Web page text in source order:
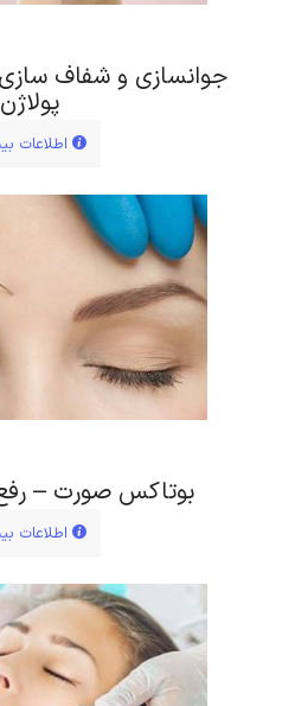
جوانسازی و شفاف
پولاژن
اطلاعات
بوتاکس صورت –
اطلاعات